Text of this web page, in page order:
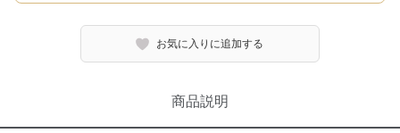
お気に入りに追加する
商品説明